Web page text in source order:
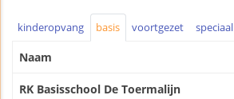
kinderopvang basis voortgezet speciaal
Naam
RK Basisschool De Toermalijn